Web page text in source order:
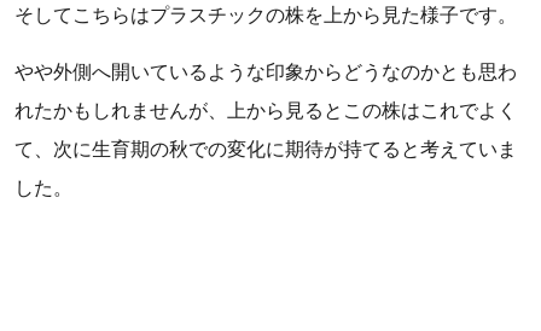
そしてこちらはプラスチックの株を上から見た様子です。
やや外側へ開いているような印象からどうなのかとも思わ
れたかもしれませんが、上から見るとこの株はこれでよく
て、次に生育期の秋での変化に期待が持てると考えていま
した。